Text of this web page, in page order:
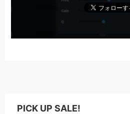
PICK UP SALE!